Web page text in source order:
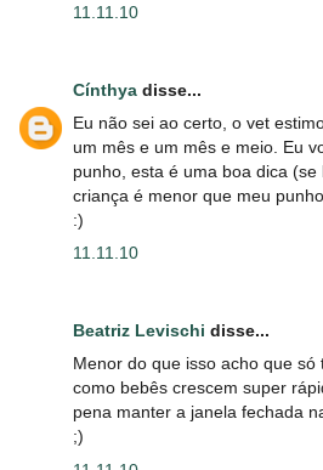
11.11.10
Cínthya disse...
Eu não sei ao certo, o vet
um mês e um mês e meio. Eu
punho, esta é uma boa dica
criança é menor que meu
:)
11.11.10
Beatriz Levischi disse...
Menor do que isso acho que só
como bebês crescem super
pena manter a janela fechada
;)